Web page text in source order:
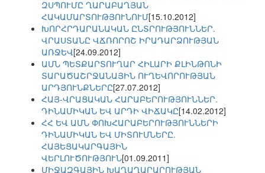
ԶՍՊՈՒՄԸ ՂԱՐԱԲԱՂՅԱՆ
ՀԱԿԱՄԱՐՏՈՒԹՅՈՒՆՈՒՄ[15.10.2012]
ԽՈՐՀՐԴԱՐԱՆԱԿԱՆ ԸՆՏՐՈՒԹՅՈՒՆՆԵՐ.
ՎՐԱՍՏԱՆԸ ՎՃՌՈՐՈՇ ԻՐԱԴԱՐՁՈՒԹՅԱՆ
ԱՌՋԵՎ[24.09.2012]
ԱՄՆ ՊԵՏՔԱՐՏՈՒՂԱՐ ՀԻԼԱՐԻ ՔԼԻՆԹՈՆԻ
ՏԱՐԱԾԱՇՐՋԱՆԱՅԻՆ ՈՒՂԵՎՈՐՈՒԹՅԱՆ
ԱՐԴՅՈՒՆՔՆԵՐԸ[27.07.2012]
ՀԱՅ-ՎՐԱՑԱԿԱՆ ՀԱՐԱԲԵՐՈՒԹՅՈՒՆՆԵՐ.
ԴԻՆԱՄԻԿԱՆ ԵՎ ԱՐԴԻ ՎԻՃԱԿԸ[14.02.2012]
ՀՀ ԵՎ ԱՄՆ ՓՈԽՀԱՐԱԲԵՐՈՒԹՅՈՒՆՆԵՐԻ
ԴԻՆԱՄԻԿԱՆ ԵՎ ՄԻՏՈՒՄՆԵՐԸ.
ՀԱՅԵՑԱԿԱՐԳԱՅԻՆ
ՎԵՐԼՈՒԾՈՒԹՅՈՒՆ[01.09.2011]
ՄԻՋԱԶԳԱՅԻՆ ԽԱՂԱՂԱՐԱՐՈՒԹՅԱՆ